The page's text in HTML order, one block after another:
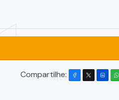
Compartilhe: